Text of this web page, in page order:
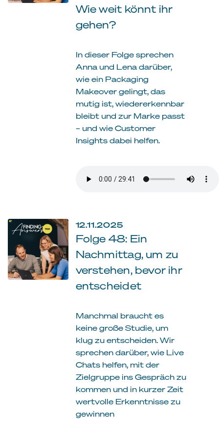
Wie weit könnt ihr
gehen?
In dieser Folge sprechen
Anna und Lena darüber,
wie ein Packaging
Makeover gelingt, das
mutig ist, wiedererkennbar
bleibt und zur Marke passt
– und wie Customer
Insights dabei helfen.
12.11.2025
Folge 48: Ein
Nachmittag, um zu
verstehen, bevor ihr
entscheidet
Manchmal braucht es
keine große Studie, um
klug zu entscheiden. Wir
sprechen darüber, wie Live
Chats helfen, mit der
Zielgruppe ins Gespräch zu
kommen und in kurzer Zeit
wertvolle Erkenntnisse zu
gewinnen